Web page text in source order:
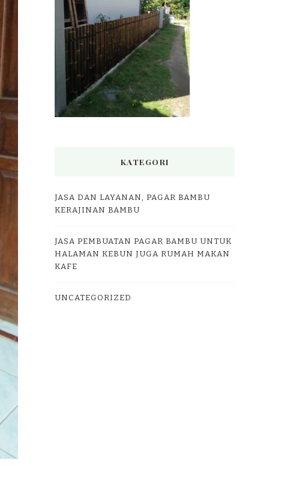
KATEGORI
JASA DAN LAYANAN, PAGAR BAMBU
KERAJINAN BAMBU
JASA PEMBUATAN PAGAR BAMBU UNTUK
HALAMAN KEBUN JUGA RUMAH MAKAN
KAFE
UNCATEGORIZED